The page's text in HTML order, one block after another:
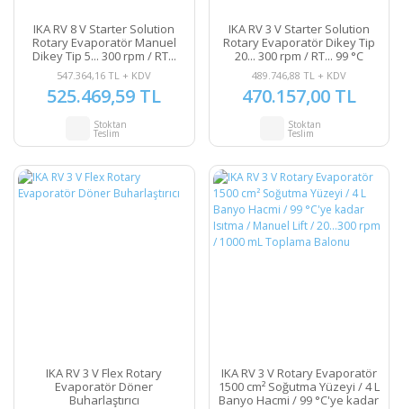
IKA RV 8 V Starter Solution
Rotary Evaporatör Manuel
Dikey Tip 5... 300 rpm / RT...
180 °C / 1500 cm2
547.364,16 TL + KDV
525.469,59 TL
Stoktan
Teslim
IKA RV 3 V Starter Solution
Rotary Evaporatör Dikey Tip
20... 300 rpm / RT... 99 °C
489.746,88 TL + KDV
470.157,00 TL
Stoktan
Teslim
IKA RV 3 V Flex Rotary
Evaporatör Döner
Buharlaştırıcı
IKA RV 3 V Rotary Evaporatör
1500 cm² Soğutma Yüzeyi / 4 L
Banyo Hacmi / 99 °C'ye kadar